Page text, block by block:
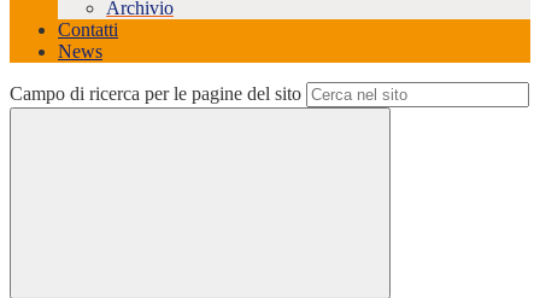
Archivio
Contatti
News
Campo di ricerca per le pagine del sito